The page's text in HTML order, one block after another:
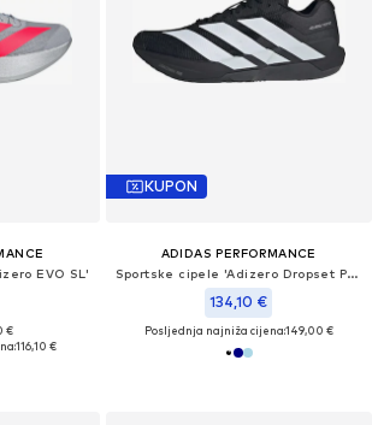
EVO SL'
€
116,10 €
KUPON
ADIDAS PERFORMANCE
Sportske cipele 'Adizero Dropset Pro'
134,10 €
Posljednja najniža cijena:149,00 €